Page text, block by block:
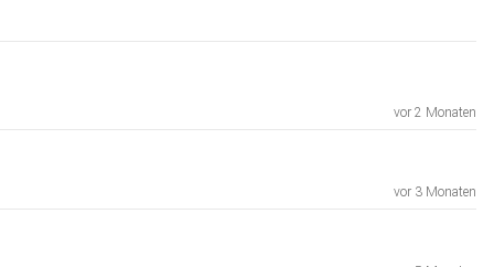
vor 2 Monaten
vor 3 Monaten